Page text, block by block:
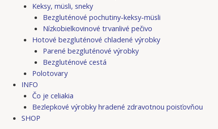
Keksy, müsli, sneky
Bezgluténové pochutiny-keksy-müsli
Nízkobielkovinové trvanlivé pečivo
Hotové bezgluténové chladené výrobky
Parené bezgluténové výrobky
Bezgluténové cestá
Polotovary
INFO
Čo je celiakia
Bezlepkové výrobky hradené zdravotnou poisťovňou
SHOP